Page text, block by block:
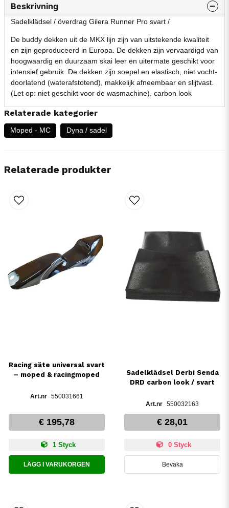
Beskrivning
Sadelklädsel / överdrag Gilera Runner Pro svart /
De buddy dekken uit de MKX lijn zijn van uitstekende kwaliteit
en zijn geproduceerd in Europa. De dekken zijn vervaardigd van
hoogwaardig en duurzaam skai leer en uitermate geschikt voor
intensief gebruik. De dekken zijn soepel en elastisch, niet vocht-
doorlatend (waterafstotend), makkelijk afneembaar en slijtvast.
(Let op: niet geschikt voor de wasmachine). carbon look
Relaterade kategorier
Moped - MC Dyna / sadel
Relaterade produkter
Racing säte universal svart
– moped & racingmoped
550031661
€ 195,78
1 Styck
LÄGG I VARUKORGEN
Sadelklädsel Derbi Senda
DRD carbon look / svart
550032163
€ 28,01
0 Styck
Bevaka